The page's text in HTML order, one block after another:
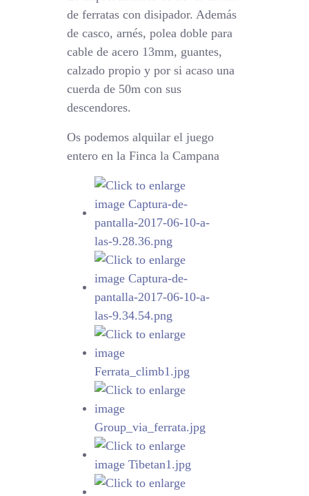
de ferratas con disipador. Además
de casco, arnés, polea doble para
cable de acero 13mm, guantes,
calzado propio y por si acaso una
cuerda de 50m con sus
descendores.
Os podemos alquilar el juego
entero en la Finca la Campana